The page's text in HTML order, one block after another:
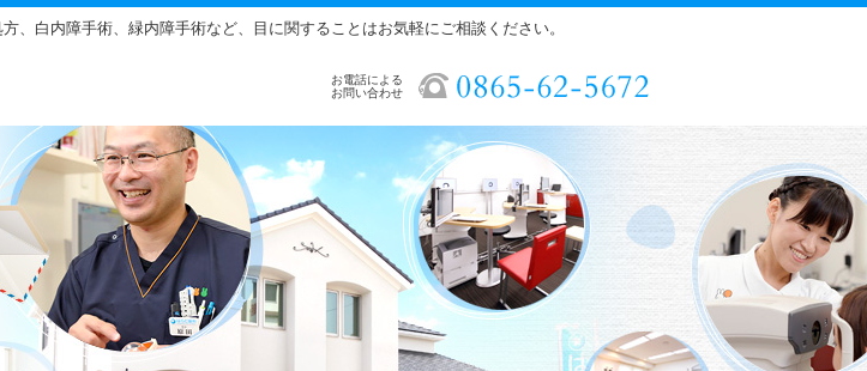
白内障手術、緑内障手術など、目に関することはお気軽にご相談ください。
お電話による
お問い合わせ